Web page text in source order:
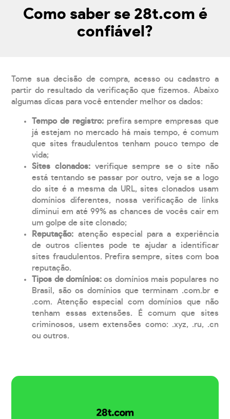
Como saber se 28t.com é
confiável?
Tome sua decisão de compra, acesso ou cadastro a
partir do resultado da verificação que fizemos. Abaixo
algumas dicas para você entender melhor os dados:
Tempo de registro: prefira sempre empresas que
já estejam no mercado há mais tempo, é comum
que sites fraudulentos tenham pouco tempo de
vida;
Sites clonados: verifique sempre se o site não
está tentando se passar por outro, veja se a logo
do site é a mesma da URL, sites clonados usam
domínios diferentes, nossa verificação de links
diminui em até 99% as chances de vocês cair em
um golpe de site clonado;
Reputação: atenção especial para a experiência
de outros clientes pode te ajudar a identificar
sites fraudulentos. Prefira sempre, sites com boa
reputação.
Tipos de domínios:os domínios mais populares no
Brasil, são os domínios que terminam .com.br e
.com. Atenção especial com domínios que não
tenham essas extensões. É comum que sites
criminosos, usem extensões como: .xyz, .ru, .cn
ou outros.